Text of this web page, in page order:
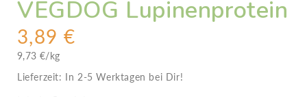
VEGDOG Lupinenprotein
N
o
r
m
3,89 €
G
u
9,73 €/kg
Lieferzeit: In 2-5 Werktagen bei Dir!